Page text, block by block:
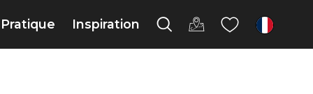
Pratique Inspiration fr